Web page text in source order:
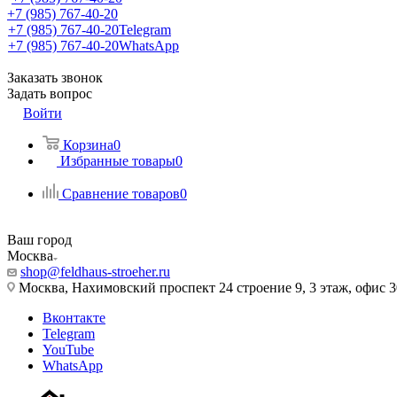
+7 (985) 767-40-20
+7 (985) 767-40-20Telegram
+7 (985) 767-40-20WhatsApp
Заказать звонок
Задать вопрос
Войти
Корзина0
Избранные товары0
Сравнение товаров0
Ваш город
Москва
shop@feldhaus-stroeher.ru
Москва, Нахимовский проспект 24 строение 9, 3 этаж, офис
Вконтакте
Telegram
YouTube
WhatsApp